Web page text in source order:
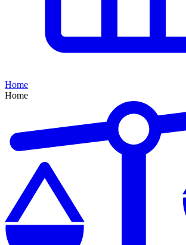
Home
Home